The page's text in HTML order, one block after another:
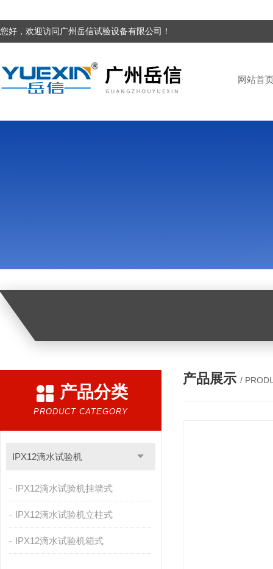
您好，欢迎访问广州岳信试验设备有限公司！
网站首
产品分类
PRODUCT CATEGORY
IPX12滴水试验机
IPX12滴水试验机挂墙式
IPX12滴水试验机立柱式
IPX12滴水试验机箱式
产品展示 /